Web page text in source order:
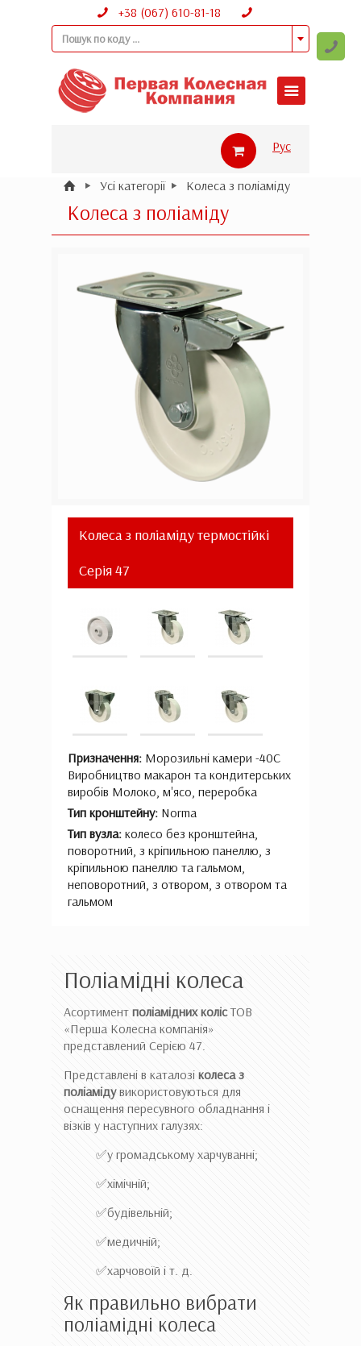
+38 (067) 610-81-18
Пошук по коду ...
Рус
Усі категорії Колеса з поліаміду
Колеса з поліаміду
Колеса з поліаміду термостійкі
Серія 47
Призначення: Морозильні камери -40С
Виробництво макарон та кондитерських
виробів Молоко, м'ясо, переробка
Тип кронштейну: Norma
Тип вузла: колесо без кронштейна,
поворотний, з кріпильною панеллю, з
кріпильною панеллю та гальмом,
неповоротний, з отвором, з отвором та
гальмом
Поліамідні колеса
Асортимент поліамідних колісТОВ
«Перша Колесна компанія»
представлений Серією 47.
Представлені в каталозі колеса з
поліамідувикористовуються для
оснащення пересувного обладнання і
візків у наступних галузях:
✅у громадському харчуванні;
✅хімічній;
✅будівельній;
✅медичній;
✅харчовоїй і т. д.
Як правильно вибрати
поліамідні колеса